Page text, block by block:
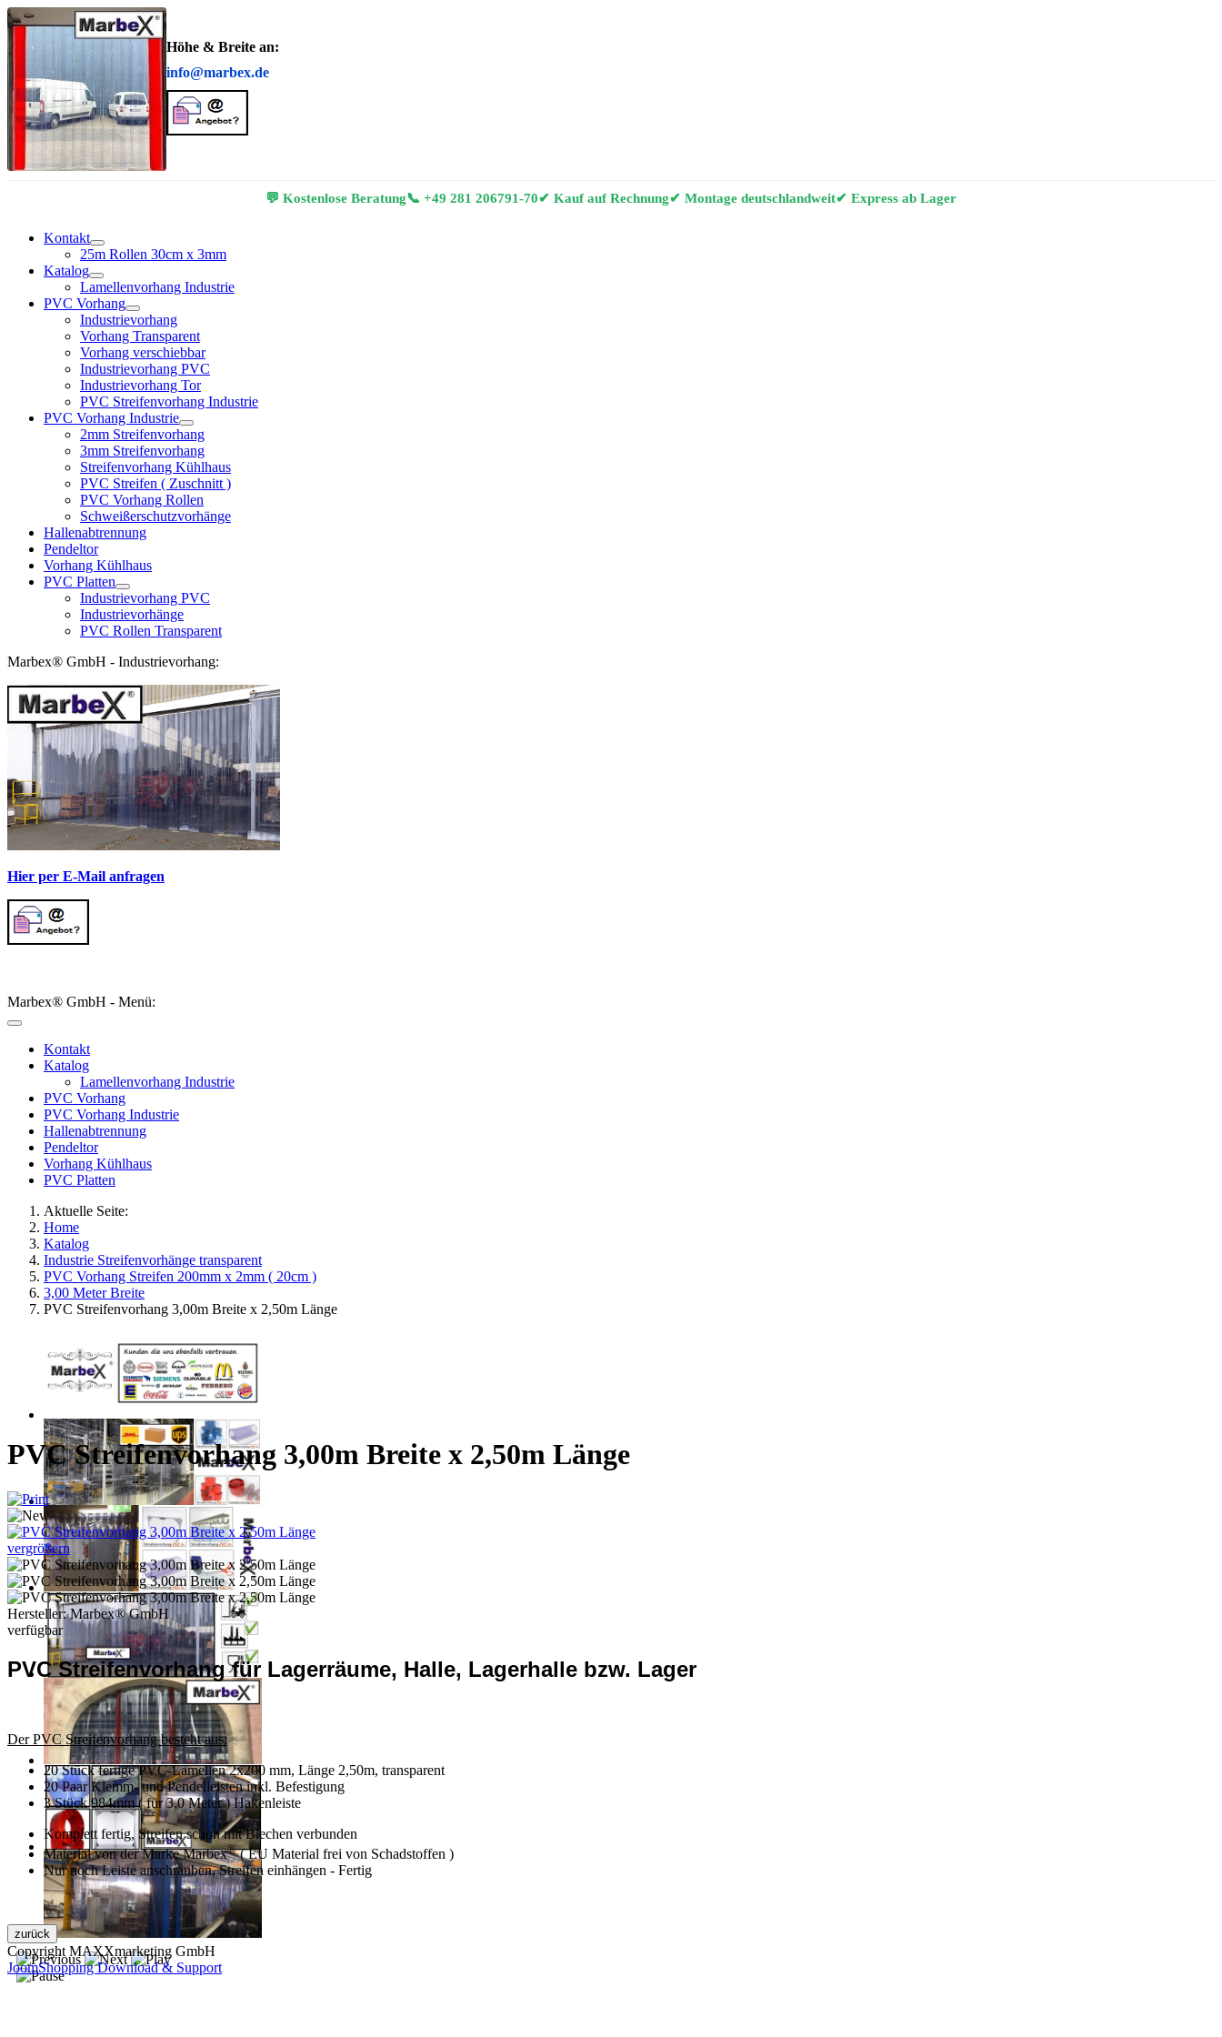
Höhe & Breite an:
info@marbex.de
💬 Kostenlose Beratung📞 +49 281 206791-70✔ Kauf auf Rechnung✔ Montage deutschlandweit✔ Express ab Lager
Kontakt
25m Rollen 30cm x 3mm
Katalog
Lamellenvorhang Industrie
PVC Vorhang
Industrievorhang
Vorhang Transparent
Vorhang verschiebbar
Industrievorhang PVC
Industrievorhang Tor
PVC Streifenvorhang Industrie
PVC Vorhang Industrie
2mm Streifenvorhang
3mm Streifenvorhang
Streifenvorhang Kühlhaus
PVC Streifen ( Zuschnitt )
PVC Vorhang Rollen
Schweißerschutzvorhänge
Hallenabtrennung
Pendeltor
Vorhang Kühlhaus
PVC Platten
Industrievorhang PVC
Industrievorhänge
PVC Rollen Transparent
Marbex® GmbH - Industrievorhang:
Hier per E-Mail anfragen
Marbex® GmbH - Menü:
Kontakt
Katalog
Lamellenvorhang Industrie
PVC Vorhang
PVC Vorhang Industrie
Hallenabtrennung
Pendeltor
Vorhang Kühlhaus
PVC Platten
Aktuelle Seite:
Home
Katalog
Industrie Streifenvorhänge transparent
PVC Vorhang Streifen 200mm x 2mm ( 20cm )
3,00 Meter Breite
PVC Streifenvorhang 3,00m Breite x 2,50m Länge
PVC Streifenvorhang 3,00m Breite x 2,50m Länge
vergrößern
Hersteller:Marbex® GmbH
verfügbar
PVC Streifenvorhang für Lagerräume, Halle, Lagerhalle bzw. Lager
Der PVC Streifenvorhang besteht aus:
20 Stück fertige PVC-Lamellen 2x200 mm, Länge 2,50m, transparent
20 Paar Klemm- und Pendelleisten inkl. Befestigung
3 Stück 984mm ( für 3,0 Meter ) Hakenleiste
Komplett fertig, Streifen schon mit Blechen verbunden
Material von der Marke Marbex®( EU Material frei von Schadstoffen )
Nur noch Leiste anschrauben, Streifen einhängen - Fertig
Copyright MAXXmarketing GmbH
JoomShopping Download & Support